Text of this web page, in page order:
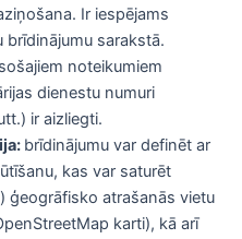
Ir iespējams
sarakstā.
noteikumiem
dienestu numuri
ir aizliegti.
brīdinājumu var definēt ar
kas var saturēt
ģeogrāfisko atrašanās vietu
karti), kā arī